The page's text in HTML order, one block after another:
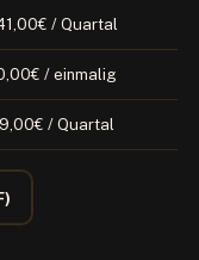
/ Quartal
/ einmalig
/ Quartal